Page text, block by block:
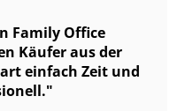
Family Office
Käufer aus der
einfach Zeit und